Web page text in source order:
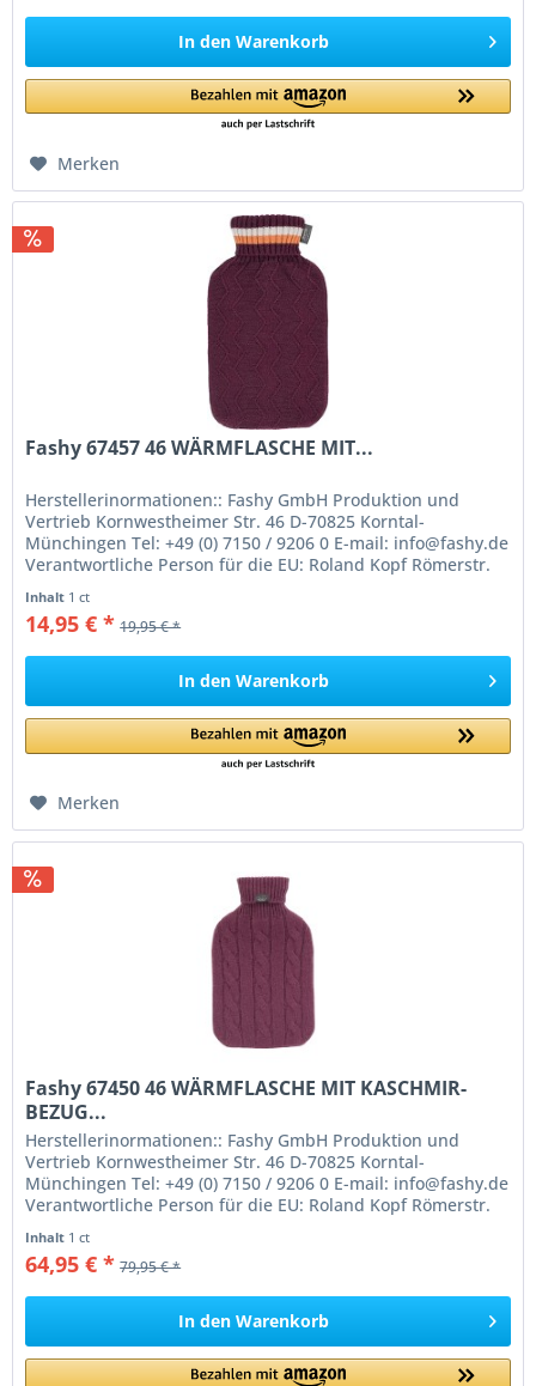
In den Warenkorb
Merken
Fashy 67457 46 WÄRMFLASCHE MIT...
Herstellerinormationen:: Fashy GmbH Produktion und
Vertrieb Kornwestheimer Str. 46 D-70825 Korntal-
Münchingen Tel: +49 (0) 7150 / 9206 0 E-mail: info@fashy.de
Verantwortliche Person für die EU: Roland Kopf Römerstr.
Inhalt 1 ct
14,95 € * 19,95 € *
In den Warenkorb
Merken
Fashy 67450 46 WÄRMFLASCHE MIT KASCHMIR-
BEZUG...
Herstellerinormationen:: Fashy GmbH Produktion und
Vertrieb Kornwestheimer Str. 46 D-70825 Korntal-
Münchingen Tel: +49 (0) 7150 / 9206 0 E-mail: info@fashy.de
Verantwortliche Person für die EU: Roland Kopf Römerstr.
Inhalt 1 ct
64,95 € * 79,95 € *
In den Warenkorb